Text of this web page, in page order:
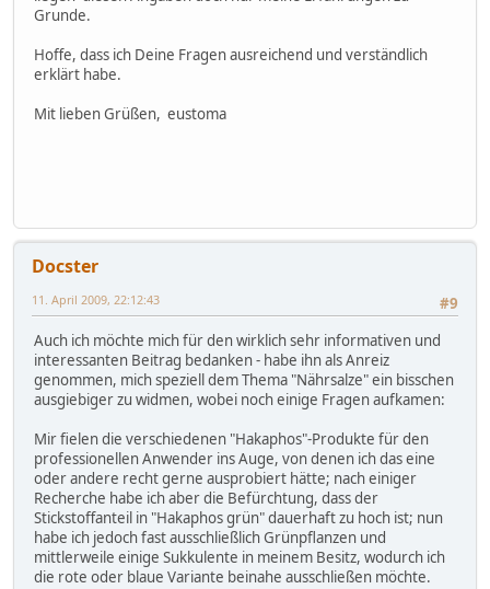
Grunde.
Hoffe, dass ich Deine Fragen ausreichend und verständlich
erklärt habe.
Mit lieben Grüßen, eustoma
Docster
#9
11. April 2009, 22:12:43
Auch ich möchte mich für den wirklich sehr informativen und
interessanten Beitrag bedanken - habe ihn als Anreiz
genommen, mich speziell dem Thema "Nährsalze" ein bisschen
ausgiebiger zu widmen, wobei noch einige Fragen aufkamen:
Mir fielen die verschiedenen "Hakaphos"-Produkte für den
professionellen Anwender ins Auge, von denen ich das eine
oder andere recht gerne ausprobiert hätte; nach einiger
Recherche habe ich aber die Befürchtung, dass der
Stickstoffanteil in "Hakaphos grün" dauerhaft zu hoch ist; nun
habe ich jedoch fast ausschließlich Grünpflanzen und
mittlerweile einige Sukkulente in meinem Besitz, wodurch ich
die rote oder blaue Variante beinahe ausschließen möchte.